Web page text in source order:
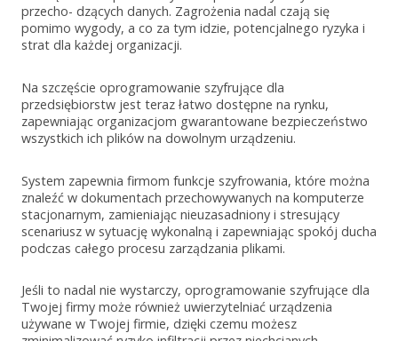
przecho- dzących danych. Zagrożenia nadal czają się
pomimo wygody, a co za tym idzie, potencjalnego ryzyka i
strat dla każdej organizacji.
Na szczęście oprogramowanie szyfrujące dla
przedsiębiorstw jest teraz łatwo dostępne na rynku,
zapewniając organizacjom gwarantowane bezpieczeństwo
wszystkich ich plików na dowolnym urządzeniu.
System zapewnia firmom funkcje szyfrowania, które można
znaleźć w dokumentach przechowywanych na komputerze
stacjonarnym, zamieniając nieuzasadniony i stresujący
scenariusz w sytuację wykonalną i zapewniając spokój ducha
podczas całego procesu zarządzania plikami.
Jeśli to nadal nie wystarczy, oprogramowanie szyfrujące dla
Twojej firmy może również uwierzytelniać urządzenia
używane w Twojej firmie, dzięki czemu możesz